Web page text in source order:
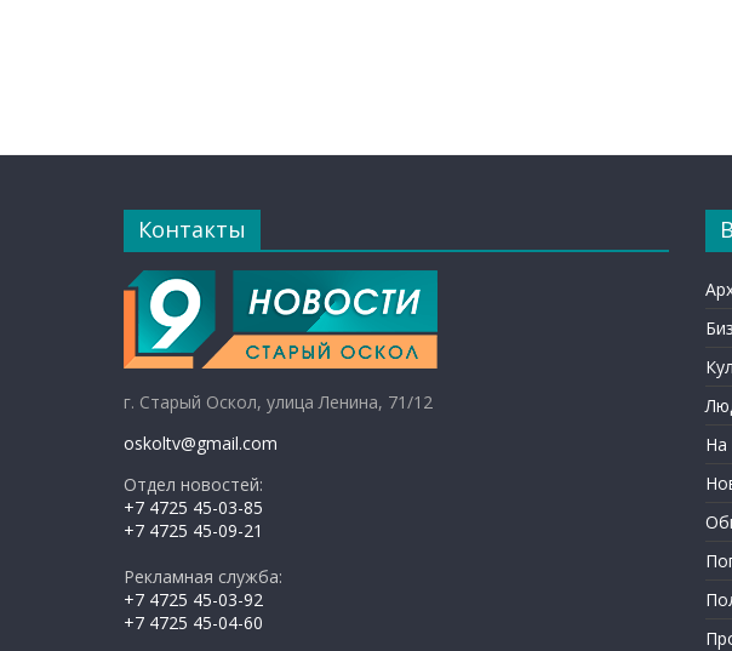
Контакты
г. Старый Оскол, улица Ленина, 71/12
oskoltv@gmail.com
Отдел новостей:
+7 4725 45-03-85
+7 4725 45-09-21
Рекламная служба:
+7 4725 45-03-92
+7 4725 45-04-60
На